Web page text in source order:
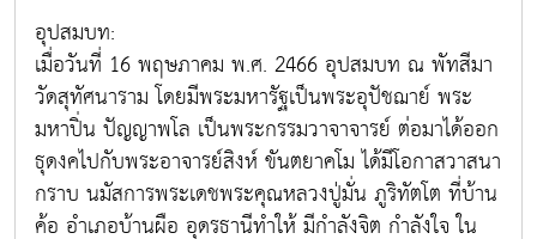
อุปสมบท:
เมื่อวันที่ 16 พฤษภาคม พ.ศ. 2466 อุปสมบท ณ พัทสีมา
วัดสุทัศนาราม โดยมีพระมหารัฐเป็นพระอุปัชฌาย์ พระ
มหาปิ่น ปัญญาพโล เป็นพระกรรมวาจาจารย์ ต่อมาได้ออก
ธุดงคไปกับพระอาจารย์สิงห์ ขันตยาคโม ได้มีโอกาสวาสนา
กราบ นมัสการพระเดชพระคุณหลวงปู่มั่น ภูริทัตโต ที่บ้าน
ค้อ อำเภอบ้านผือ อุดรธานีทำให้ มีกำลังจิต กำลังใจ ใน